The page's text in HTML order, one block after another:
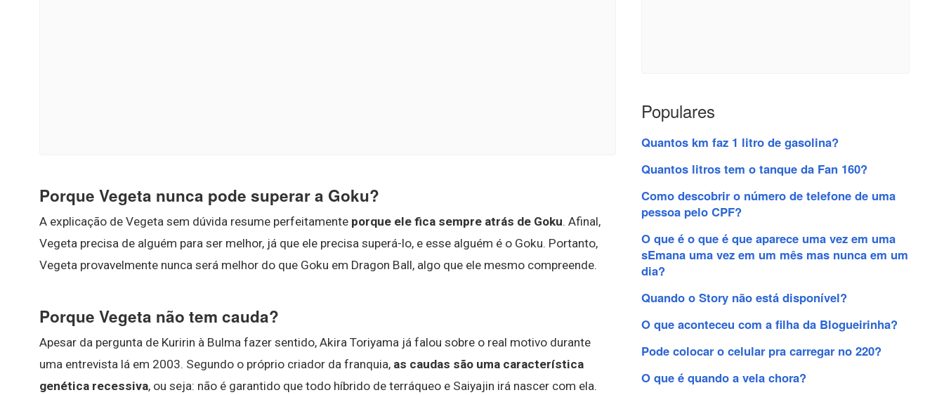
Porque Vegeta nunca pode superar a Goku?
A explicação de Vegeta sem dúvida resume perfeitamente porque ele fica sempre atrás de Goku. Afinal,
Vegeta precisa de alguém para ser melhor, já que ele precisa superá-lo, e esse alguém é o Goku. Portanto,
Vegeta provavelmente nunca será melhor do que Goku em Dragon Ball, algo que ele mesmo compreende.
Porque Vegeta não tem cauda?
Apesar da pergunta de Kuririn à Bulma fazer sentido, Akira Toriyama já falou sobre o real motivo durante
uma entrevista lá em 2003. Segundo o próprio criador da franquia, as caudas são uma característica
genética recessiva, ou seja: não é garantido que todo híbrido de terráqueo e Saiyajin irá nascer com ela.
Populares
Quantos km faz 1 litro de gasolina?
Quantos litros tem o tanque da Fan 160?
Como descobrir o número de telefone de uma
pessoa pelo CPF?
O que é o que é que aparece uma vez em uma
sEmana uma vez em um mês mas nunca em um
dia?
Quando o Story não está disponível?
O que aconteceu com a filha da Blogueirinha?
Pode colocar o celular pra carregar no 220?
O que é quando a vela chora?